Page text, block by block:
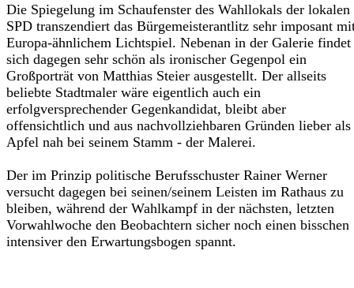
Die Spiegelung im Schaufenster des Wahllokals der lokalen
SPD transzendiert das Bürgemeisterantlitz sehr imposant
Europa-ähnlichem Lichtspiel. Nebenan in der Galerie findet
sich dagegen sehr schön als ironischer Gegenpol ein
Großporträt von Matthias Steier ausgestellt. Der allseits
beliebte Stadtmaler wäre eigentlich auch ein
erfolgversprechender Gegenkandidat, bleibt aber
offensichtlich und aus nachvollziehbaren Gründen lieber als
Apfel nah bei seinem Stamm - der Malerei.
Der im Prinzip politische Berufsschuster Rainer Werner
versucht dagegen bei seinen/seinem Leisten im Rathaus zu
bleiben, während der Wahlkampf in der nächsten, letzten
Vorwahlwoche den Beobachtern sicher noch einen bisschen
intensiver den Erwartungsbogen spannt.